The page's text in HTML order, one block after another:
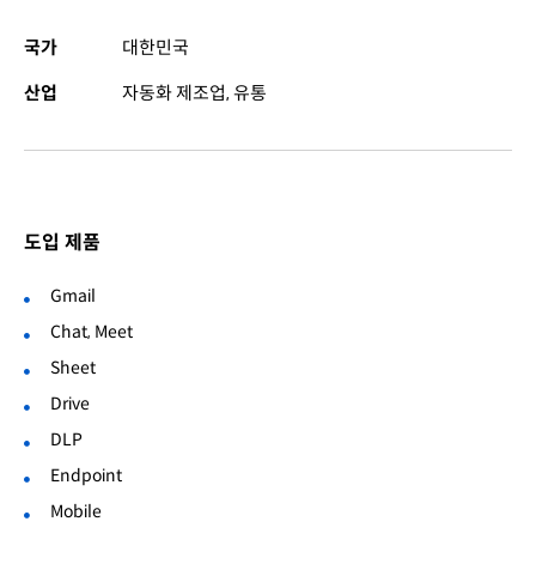
국가
대한민국
산업
자동화 제조업, 유통
도입 제품
Gmail
Chat, Meet
Sheet
Drive
DLP
Endpoint
Mobile